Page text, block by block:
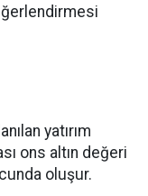
yatırım
ons altın değeri
oluşur.